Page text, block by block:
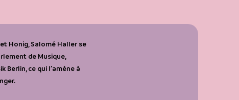
Honig, Salomé Haller se
de Musique,
Berlin, ce qui l’amène à